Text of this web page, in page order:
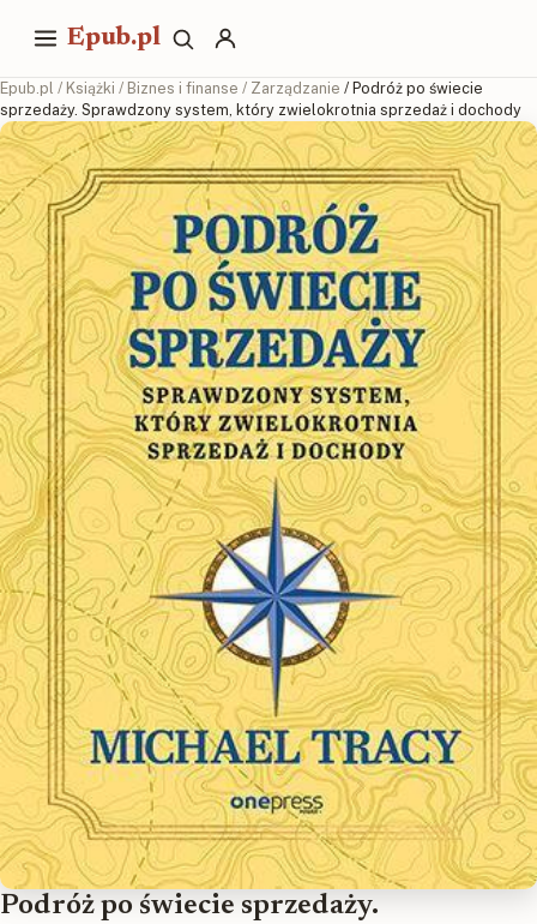
Epub.pl
Epub.pl / Książki / Biznes i finanse / Zarządzanie / Podróż po świecie
sprzedaży. Sprawdzony system, który zwielokrotnia sprzedaż i dochody
Podróż po świecie sprzedaży.